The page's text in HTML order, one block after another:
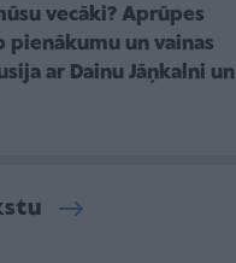
vecāki? Aprūpes
pienākumu un vainas
ar Dainu Jāņkalni un